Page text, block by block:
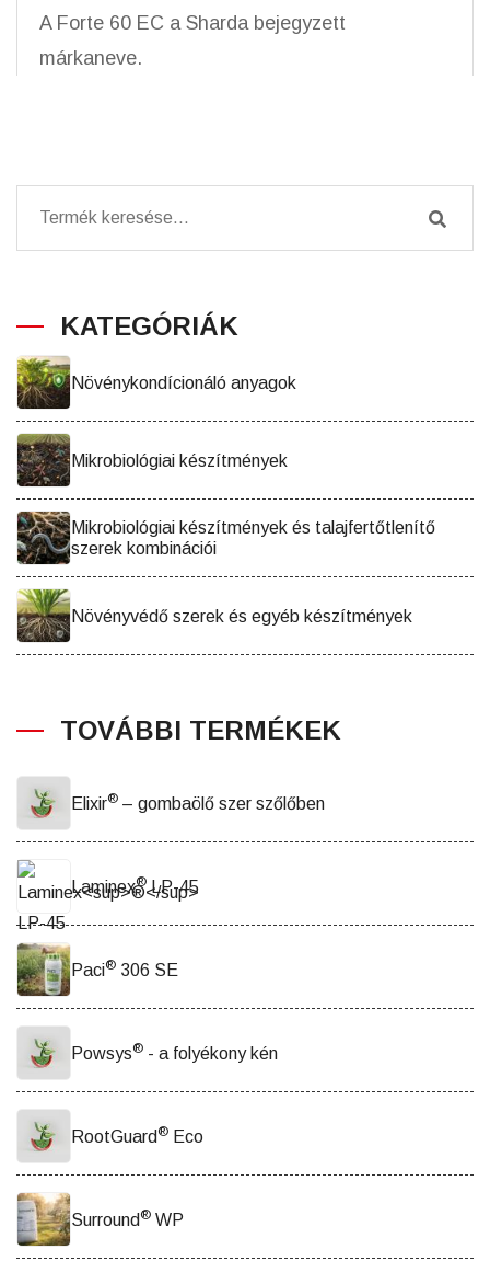
A Forte 60 EC a Sharda bejegyzett
márkaneve.
KATEGÓRIÁK
Növénykondícionáló anyagok
Mikrobiológiai készítmények
Mikrobiológiai készítmények és talajfertőtlenítő
szerek kombinációi
Növényvédő szerek és egyéb készítmények
TOVÁBBI TERMÉKEK
Elixir® – gombaölő szer szőlőben
Laminex®LP-45
Paci® 306 SE
Powsys® - a folyékony kén
RootGuard® Eco
Surround® WP